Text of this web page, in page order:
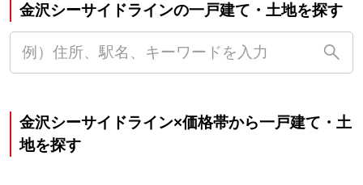
金沢シーサイドラインの一戸建て・土地を探す
金沢シーサイドライン×価格帯から一戸建て・土
地を探す